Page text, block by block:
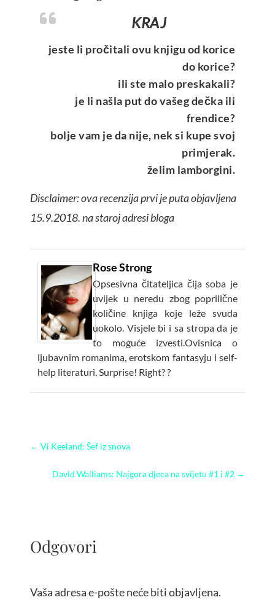
KRAJ
jeste li pročitali ovu knjigu od korice
do korice?
ili ste malo preskakali?
je li našla put do vašeg dečka ili
frendice?
bolje vam je da nije, nek si kupe svoj
primjerak.
želim lamborgini.
Disclaimer: ova recenzija prvi je puta objavljena
15.9.2018. na staroj adresi bloga
Rose Strong
Opsesivna čitateljica čija soba je
uvijek u neredu zbog poprilične
količine knjiga koje leže svuda
uokolo. Visjele bi i sa stropa da je
to moguće izvesti.Ovisnica o
ljubavnim romanima, erotskom fantasyju i self-
help literaturi. Surprise! Right? ?
← Vi Keeland: Šef iz snova
David Walliams: Najgora djeca na svijetu #1 i #2 →
Odgovori
Vaša adresa e-pošte neće biti objavljena.